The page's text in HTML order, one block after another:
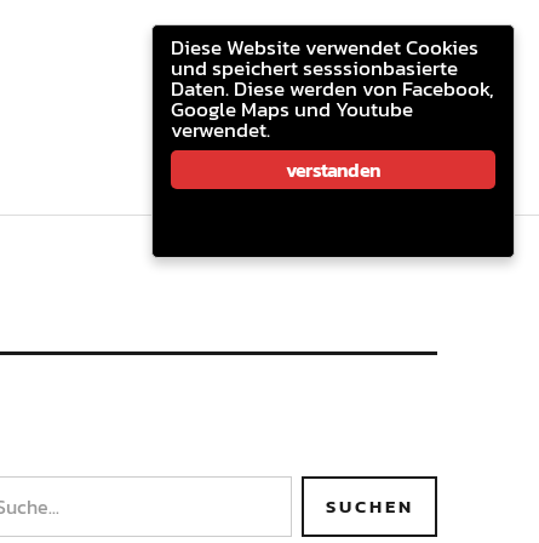
Diese Website verwendet Cookies
und speichert sesssionbasierte
Daten. Diese werden von Facebook,
Google Maps und Youtube
verwendet.
verstanden